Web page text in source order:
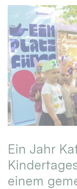
Ein Jahr
einem